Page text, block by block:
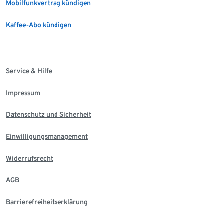
Mobilfunkvertrag kündigen
Kaffee-Abo kündigen
Service & Hilfe
Impressum
Datenschutz und Sicherheit
Einwilligungsmanagement
Widerrufsrecht
AGB
Barrierefreiheitserklärung